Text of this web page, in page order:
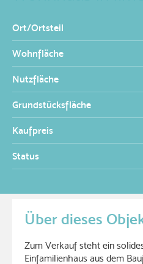
Ort/Ortsteil
Wohnfläche
Nutzfläche
Grundstücksfläche
Kaufpreis
Status
Über dieses
Zum Verkauf steht ein
Einfamilienhaus aus dem